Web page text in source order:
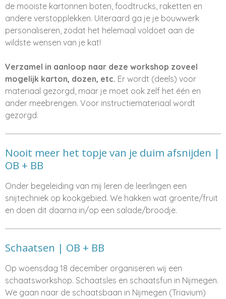
de mooiste kartonnen boten, foodtrucks, raketten en
andere verstopplekken. Uiteraard ga je je bouwwerk
personaliseren, zodat het helemaal voldoet aan de
wildste wensen van je kat!
Verzamel in aanloop naar deze workshop zoveel
mogelijk karton, dozen, etc. Er wordt (deels) voor
materiaal gezorgd, maar je moet ook zelf het één en
ander meebrengen. Voor instructiemateriaal wordt
gezorgd.
Nooit meer het topje van je duim afsnijden |
OB + BB
Onder begeleiding van mij leren de leerlingen een
snijtechniek op kookgebied. We hakken wat groente/fruit
en doen dit daarna in/op een salade/broodje.
Schaatsen | OB + BB
Op woensdag 18 december organiseren wij een
schaatsworkshop. Schaatsles en schaatsfun in Nijmegen.
We gaan naar de schaatsbaan in Nijmegen (Triavium)